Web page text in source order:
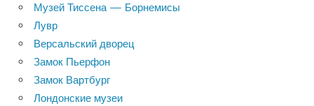
Музей Тиссена — Борнемисы
Лувр
Версальский дворец
Замок Пьерфон
Замок Вартбург
Лондонские музеи